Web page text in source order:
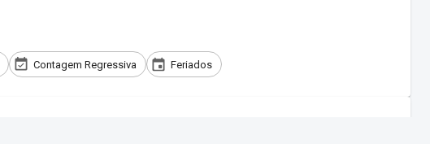
Contagem Regressiva Feriados